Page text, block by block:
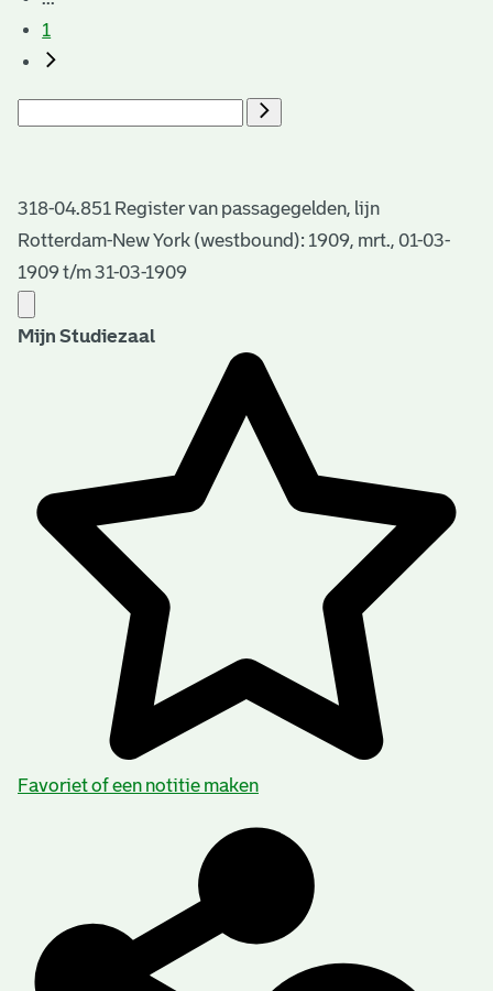
1
318-04.851 Register van passagegelden, lijn
Rotterdam-New York (westbound): 1909, mrt., 01-03-
1909 t/m 31-03-1909
Mijn Studiezaal
Favoriet of een notitie maken